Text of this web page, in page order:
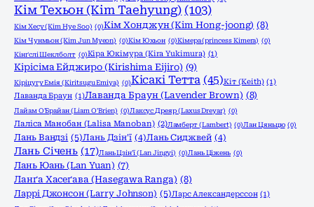
Кім Техьон (Kim Taehyung) (103)
Кім Хесу (Kim Hye Soo) (0)Кім Хонджун (Kim Hong-joong) (8)
Кім Чунмьон (Kim Jun Myeon) (0)Кім Юхьон (0)Кімера (princess Kimera) (0)
Кінґслі Шеклболт (0)Кіра Юкімура (Kira Yukimura) (1)
Кірісіма Ейджиро (Kirishima Eijiro) (9)
Кіріцугу Емія (Kiritsugu Emiya) (0)Кісакі Тетта (45)Кіт (Keith) (1)
Лаванда Браун (1)Лаванда Браун (Lavender Brown) (8)
Лайам О'Брайан (Liam O'Brien) (0)Лаксус Дреяр (Laxus Dreyar) (0)
Лаліса Манобан (Lalisa Manoban) (2)Ламберт (Lambert) (0)Лан Цяньцю (0)
Лань Вандзі (5)Лань Дзін'ї (4)Лань Сиджвей (4)
Лань Січень (17)Лань Цзін'ї (Lan Jingyi) (0)Лань Ціжень (0)
Лань Юань (Lan Yuan) (7)
Ланґа Хасеґава (Hasegawa Ranga) (8)
Ларрі Джонсон (Larry Johnson) (5)Ларс Александерссон (1)